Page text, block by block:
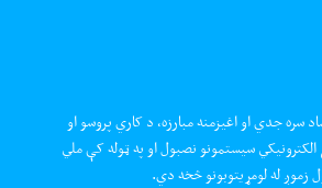
سره جدي او اغیزمنه مبارزه، د کاري پروسو او
سیستمونو نصبول او په ټوله کې ملي
زموږ له لومړیتوبونو څخه دي.